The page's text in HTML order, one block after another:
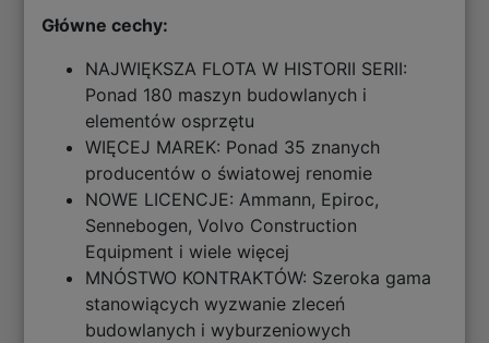
Główne cechy:
NAJWIĘKSZA FLOTA W HISTORII SERII:
Ponad 180 maszyn budowlanych i
elementów osprzętu
WIĘCEJ MAREK: Ponad 35 znanych
producentów o światowej renomie
NOWE LICENCJE: Ammann, Epiroc,
Sennebogen, Volvo Construction
Equipment i wiele więcej
MNÓSTWO KONTRAKTÓW: Szeroka gama
stanowiących wyzwanie zleceń
budowlanych i wyburzeniowych